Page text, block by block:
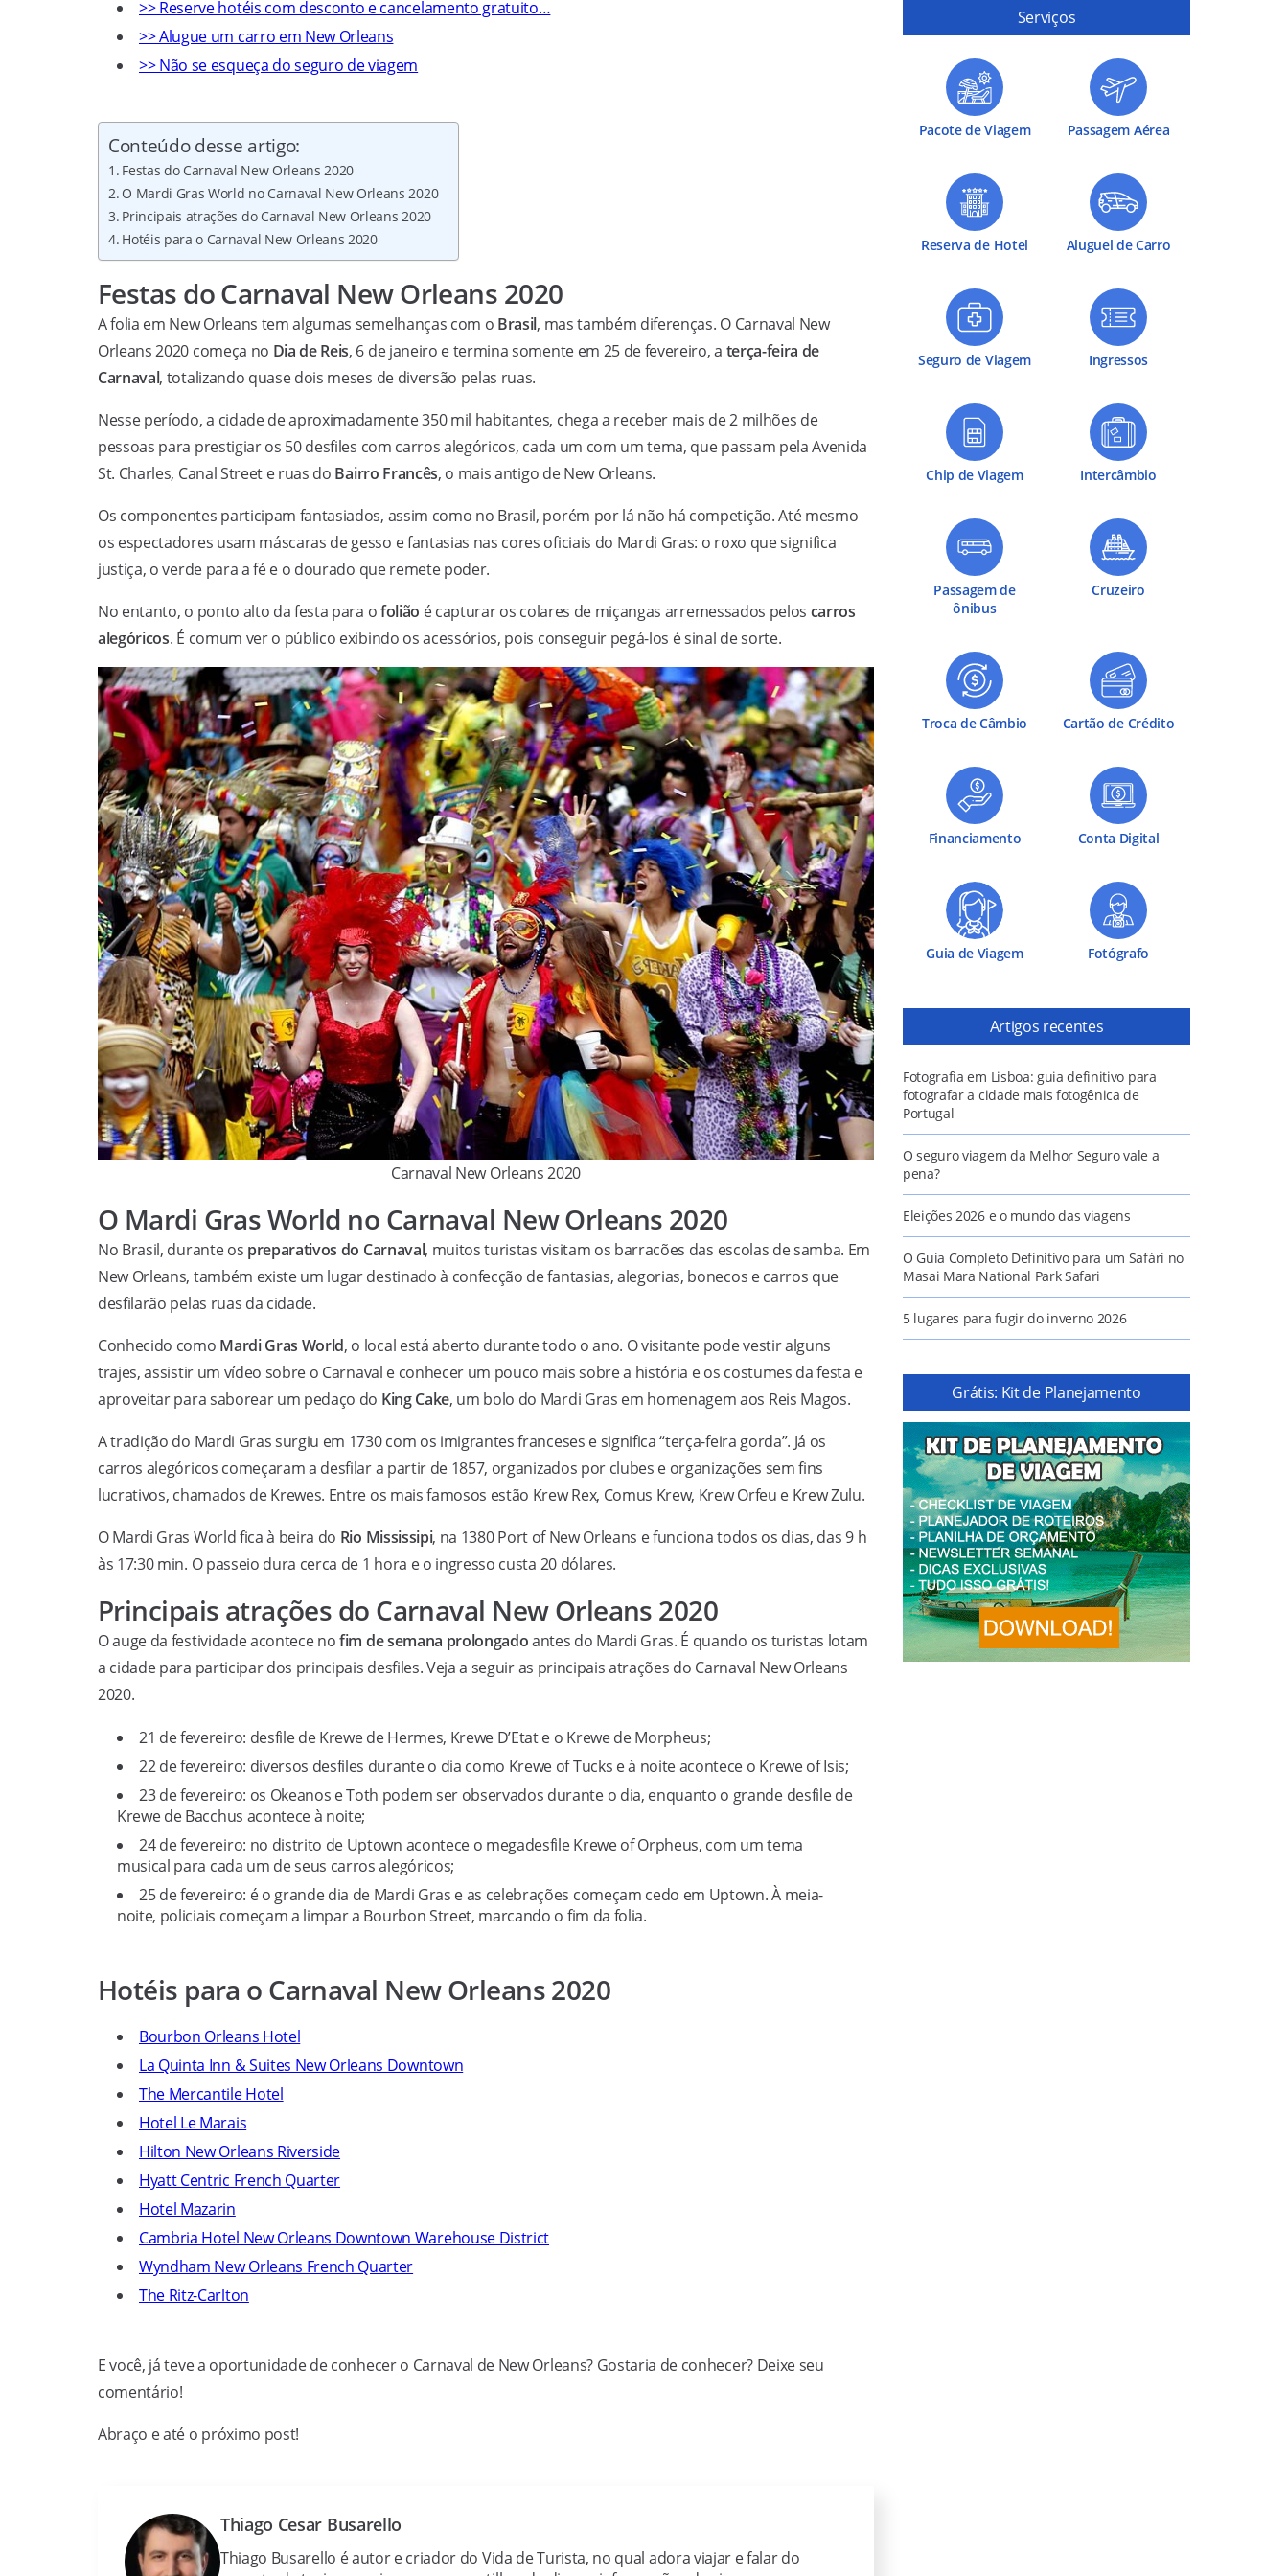
>> Reserve hotéis com desconto e cancelamento gratuito…
>> Alugue um carro em New Orleans
>> Não se esqueça do seguro de viagem
Conteúdo desse artigo:
Festas do Carnaval New Orleans 2020
O Mardi Gras World no Carnaval New Orleans 2020
Principais atrações do Carnaval New Orleans 2020
Hotéis para o Carnaval New Orleans 2020
Festas do Carnaval New Orleans 2020
A folia em New Orleans tem algumas semelhanças com o Brasil, mas também diferenças. O Carnaval New
Orleans 2020 começa no Dia de Reis, 6 de janeiro e termina somente em 25 de fevereiro, a terça-feira de
Carnaval, totalizando quase dois meses de diversão pelas ruas.
Nesse período, a cidade de aproximadamente 350 mil habitantes, chega a receber mais de 2 milhões de
pessoas para prestigiar os 50 desfiles com carros alegóricos, cada um com um tema, que passam pela Avenida
St. Charles, Canal Street e ruas do Bairro Francês, o mais antigo de New Orleans.
Os componentes participam fantasiados, assim como no Brasil, porém por lá não há competição. Até mesmo
os espectadores usam máscaras de gesso e fantasias nas cores oficiais do Mardi Gras: o roxo que significa
justiça, o verde para a fé e o dourado que remete poder.
No entanto, o ponto alto da festa para ofolião é capturar os colares de miçangas arremessados pelos carros
alegóricos. É comum ver o público exibindo os acessórios, pois conseguir pegá-los é sinal de sorte.
Carnaval New Orleans 2020
O Mardi Gras World no Carnaval New Orleans 2020
No Brasil, durante os preparativos do Carnaval, muitos turistas visitam os barracões das escolas de samba. Em
New Orleans, também existe um lugar destinado à confecção de fantasias, alegorias, bonecos e carros que
desfilarão pelas ruas da cidade.
Conhecido como Mardi Gras World, o local está aberto durante todo o ano. O visitante pode vestir alguns
trajes, assistir um vídeo sobre o Carnaval e conhecer um pouco mais sobre a história e os costumes da festa e
aproveitar para saborear um pedaço do King Cake, um bolo do Mardi Gras em homenagem aos Reis Magos.
A tradição do Mardi Gras surgiu em 1730 com os imigrantes franceses e significa “terça-feira gorda”. Já os
carros alegóricos começaram a desfilar a partir de 1857, organizados por clubes e organizações sem fins
lucrativos, chamados de Krewes. Entre os mais famosos estão Krew Rex, Comus Krew, Krew Orfeu e Krew Zulu.
O Mardi Gras World fica à beira do Rio Mississipi, na 1380 Port of New Orleans e funciona todos os dias, das 9 h
às 17:30 min. O passeio dura cerca de 1 hora e o ingresso custa 20 dólares.
Principais atrações do Carnaval New Orleans 2020
O auge da festividade acontece nofim de semana prolongadoantes do Mardi Gras. É quando os turistas lotam
a cidade para participar dos principais desfiles. Veja a seguir as principais atrações do Carnaval New Orleans
2020.
21 de fevereiro: desfile de Krewe de Hermes, Krewe D’Etat e o Krewe de Morpheus;
22 de fevereiro: diversos desfiles durante o dia como Krewe of Tucks e à noite acontece o Krewe of Isis;
23 de fevereiro: os Okeanos e Toth podem ser observados durante o dia, enquanto o grande desfile de
Krewe de Bacchus acontece à noite;
24 de fevereiro: no distrito de Uptown acontece o megadesfile Krewe of Orpheus, com um tema
musical para cada um de seus carros alegóricos;
25 de fevereiro: é o grande dia de Mardi Gras e as celebrações começam cedo em Uptown. À meia-
noite, policiais começam a limpar a Bourbon Street, marcando o fim da folia.
Hotéis para o Carnaval New Orleans 2020
Bourbon Orleans Hotel
La Quinta Inn & Suites New Orleans Downtown
The Mercantile Hotel
Hotel Le Marais
Hilton New Orleans Riverside
Hyatt Centric French Quarter
Hotel Mazarin
Cambria Hotel New Orleans Downtown Warehouse District
Wyndham New Orleans French Quarter
The Ritz-Carlton
E você, já teve a oportunidade de conhecer o Carnaval de New Orleans? Gostaria de conhecer? Deixe seu
comentário!
Abraço e até o próximo post!
Thiago Cesar Busarello
Thiago Busarello é autor e criador do Vida de Turista, no qual adora viajar e falar do
Serviços
Pacote de Viagem Passagem Aérea
Reserva de Hotel Aluguel de Carro
Seguro de Viagem Ingressos
Chip de Viagem Intercâmbio
Passagem de
ônibus
Cruzeiro
Troca de Câmbio Cartão de Crédito
Financiamento Conta Digital
Guia de Viagem Fotógrafo
Artigos recentes
Fotografia em Lisboa: guia definitivo para
fotografar a cidade mais fotogênica de
Portugal
O seguro viagem da Melhor Seguro vale a
pena?
Eleições 2026 e o mundo das viagens
O Guia Completo Definitivo para um Safári no
Masai Mara National Park Safari
5 lugares para fugir do inverno 2026
Grátis: Kit de Planejamento